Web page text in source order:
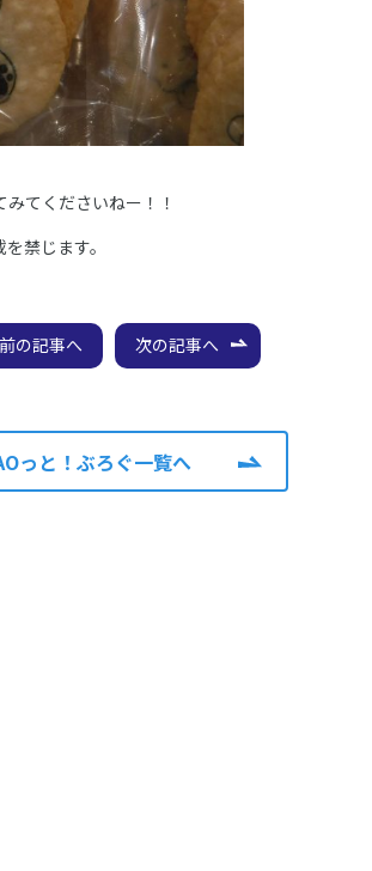
てくださいねー！！
禁じます。
前の記事へ 次の記事へ
っと！ぶろぐ一覧へ